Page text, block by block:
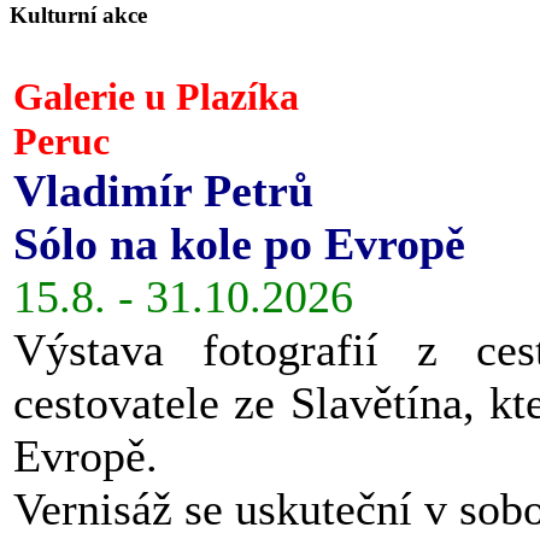
Kulturní akce
Galerie u Plazíka
Peruc
Vladimír Petrů
Sólo na kole po Evropě
15.8. - 31.10.2026
Výstava fotografií z
cestovatele ze Slavětína,
Evropě.
Vernisáž se uskuteční v